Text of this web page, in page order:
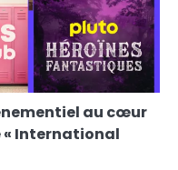
au cœur
« International